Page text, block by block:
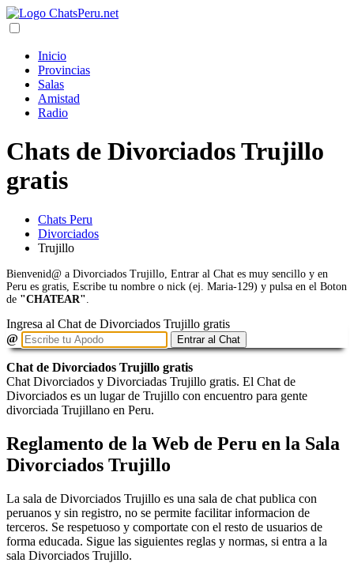
Inicio
Provincias
Salas
Amistad
Radio
Chats de Divorciados Trujillo
gratis
Chats Peru
Divorciados
Trujillo
Bienvenid@ a Divorciados Trujillo, Entrar al Chat es muy sencillo y en
Peru es gratis, Escribe tu nombre o nick (ej. Maria-129) y pulsa en el Boton
de "CHATEAR"
Ingresa al Chat de Divorciados Trujillo gratis
@
Entrar al Chat
Chat de Divorciados Trujillo gratis
Chat Divorciados y Divorciadas Trujillo gratis. El Chat de
Divorciados es un lugar de Trujillo con encuentro para gente
divorciada Trujillano en Peru.
Reglamento de la Web de Peru en la Sala
Divorciados Trujillo
La sala de Divorciados Trujillo es una sala de chat publica con
peruanos y sin registro, no se permite facilitar informacion de
terceros. Se respetuoso y comportate con el resto de usuarios de
forma educada. Sigue las siguientes reglas y normas, si entra a la
sala Divorciados Trujillo.